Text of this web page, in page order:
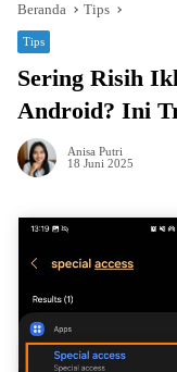
Beranda Tips
Tips
Sering Risih
Android? Ini
Anisa Putri
18 Juni 2025